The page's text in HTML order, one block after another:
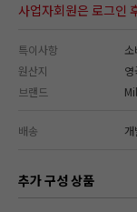
사업자회원은 로그인
특이사항
원산지
영
브랜드
배송
추가 구성 상품